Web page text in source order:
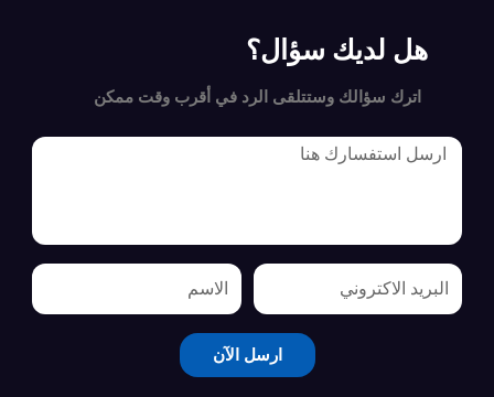
هل لديك سؤال؟
اترك سؤالك وستتلقى الرد في أقرب وقت ممكن
ارسل الآن